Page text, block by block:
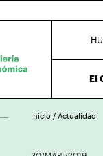
El
Inicio / Actualidad